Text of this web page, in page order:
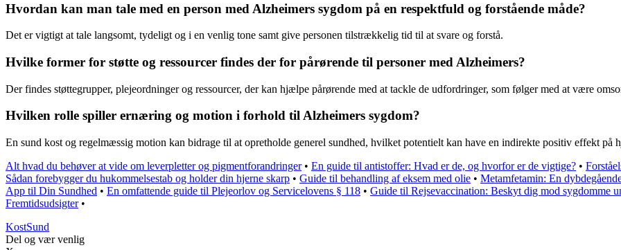
Hvordan kan man tale med en person med Alzheimers sygdom på en respektfuld og forstående måde?
Det er vigtigt at tale langsomt, tydeligt og i en venlig tone samt give personen tilstrækkelig tid til at svare og forstå.
Hvilke former for støtte og ressourcer findes der for pårørende til personer med Alzheimers?
Der findes støttegrupper, plejeordninger og ressourcer, der kan hjælpe pårørende med at tackle de udfordringer, som følger med at være
Hvilken rolle spiller ernæring og motion i forhold til Alzheimers sygdom?
En sund kost og regelmæssig motion kan bidrage til at opretholde generel sundhed, hvilket potentielt kan have en indirekte positiv effekt på
Alt hvad du behøver at vide om leverpletter og pigmentforandringer• En guide til antistoffer: Hvad er de, og hvorfor er de vigtige? •
Sådan forebygger du hukommelsestab og holder din hjerne skarp • Guide til behandling af eksem med olie • Metamfetamin: En
App til Din Sundhed • En omfattende guide til Plejeorlov og Servicelovens § 118 • Guide til Rejsevaccination: Beskyt dig mod sygdomme
Fremtidsudsigter•
KostSund
Del og vær venlig